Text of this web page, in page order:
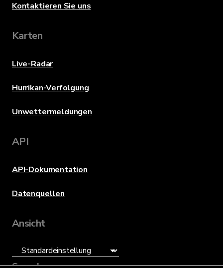
Kontaktieren Sie uns
Karten
Live-Radar
Hurrikan-Verfolgung
Unwettermeldungen
API
API-Dokumentation
Datenquellen
Ansicht